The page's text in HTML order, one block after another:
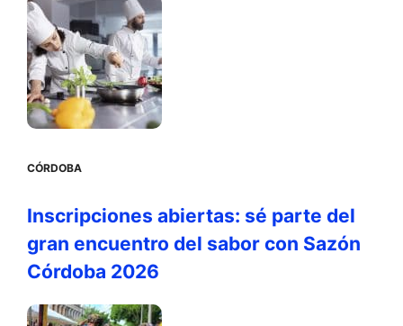
CÓRDOBA
Inscripciones abiertas: sé parte del
gran encuentro del sabor con Sazón
Córdoba 2026